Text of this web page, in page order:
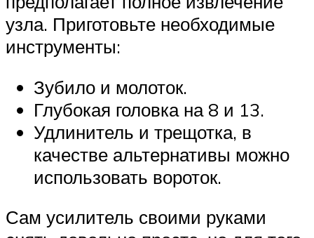
узла. Приготовьте необходимые
инструменты:
Зубило и молоток.
Глубокая головка на 8 и 13.
Удлинитель и трещотка, в
качестве альтернативы можно
использовать вороток.
Сам усилитель своими руками